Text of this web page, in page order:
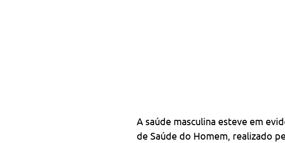
A saúde masculina esteve em
de Saúde do Homem, realizado